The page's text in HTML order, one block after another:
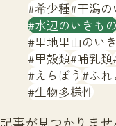
希少種 干潟
水辺のいきも
里地里山のい
甲殻類 哺乳類
えらぼう ふ
生物多様性
記事が見つかりませ